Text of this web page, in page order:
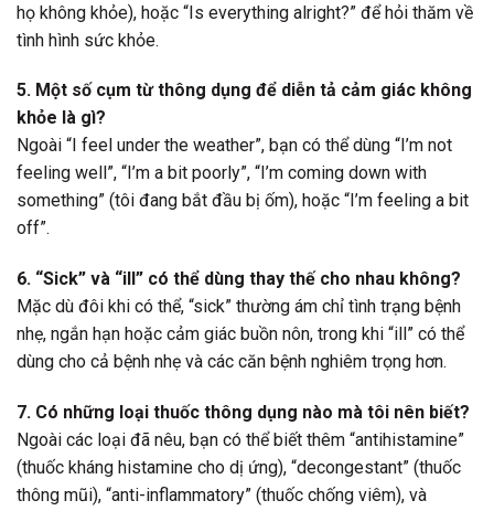
họ không khỏe), hoặc “Is everything alright?” để hỏi thăm về
tình hình sức khỏe.
5. Một số cụm từ thông dụng để diễn tả cảm giác không
khỏe là gì?
Ngoài “I feel under the weather”, bạn có thể dùng “I’m not
feeling well”, “I’m a bit poorly”, “I’m coming down with
something” (tôi đang bắt đầu bị ốm), hoặc “I’m feeling a bit
off”.
6. “Sick” và “ill” có thể dùng thay thế cho nhau không?
Mặc dù đôi khi có thể, “sick” thường ám chỉ tình trạng bệnh
nhẹ, ngắn hạn hoặc cảm giác buồn nôn, trong khi “ill” có thể
dùng cho cả bệnh nhẹ và các căn bệnh nghiêm trọng hơn.
7. Có những loại thuốc thông dụng nào mà tôi nên biết?
Ngoài các loại đã nêu, bạn có thể biết thêm “antihistamine”
(thuốc kháng histamine cho dị ứng), “decongestant” (thuốc
thông mũi), “anti-inflammatory” (thuốc chống viêm), và